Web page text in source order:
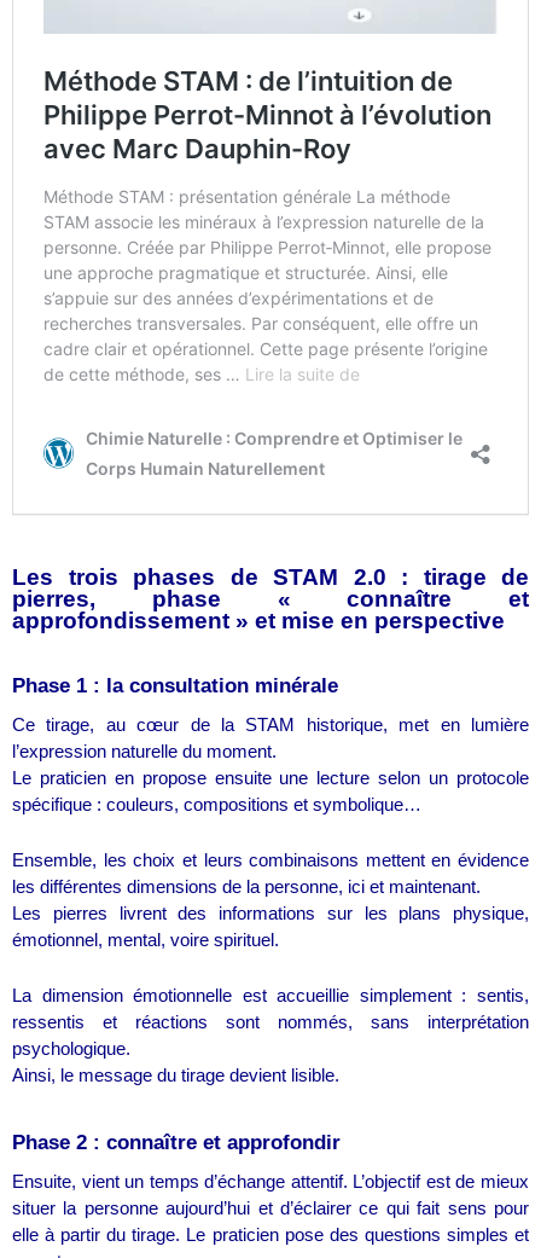
Les trois phases de STAM 2.0 : tirage de
pierres, phase « connaître et
approfondissement » et mise en perspective
Phase 1 : la consultation minérale
Ce tirage, au cœur de la STAM historique, met en lumière
l’expression naturelle du moment.
Le praticien en propose ensuite une lecture selon un protocole
spécifique : couleurs, compositions et symbolique…
Ensemble, les choix et leurs combinaisons mettent en évidence
les différentes dimensions de la personne, ici et maintenant.
Les pierres livrent des informations sur les plans physique,
émotionnel, mental, voire spirituel.
La dimension émotionnelle est accueillie simplement : sentis,
ressentis et réactions sont nommés, sans interprétation
psychologique.
Ainsi, le message du tirage devient lisible.
Phase 2 : connaître et approfondir
Ensuite, vient un temps d’échange attentif. L’objectif est de mieux
situer la personne aujourd’hui et d’éclairer ce qui fait sens pour
elle à partir du tirage. Le praticien pose des questions simples et